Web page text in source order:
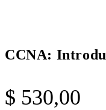
CCNA:
$ 530,00